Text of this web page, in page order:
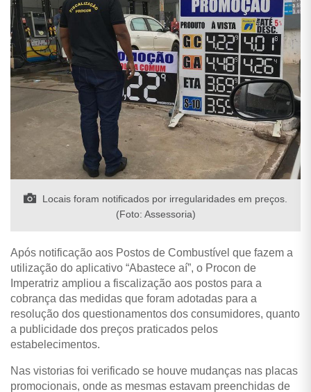
Locais foram notificados por irregularidades em preços.
(Foto: Assessoria)
Após notificação aos Postos de Combustível que fazem a
utilização do aplicativo “Abastece aí”, o Procon de
Imperatriz ampliou a fiscalização aos postos para a
cobrança das medidas que foram adotadas para a
resolução dos questionamentos dos consumidores, quanto
a publicidade dos preços praticados pelos
estabelecimentos.
Nas vistorias foi verificado se houve mudanças nas placas
promocionais, onde as mesmas estavam preenchidas de